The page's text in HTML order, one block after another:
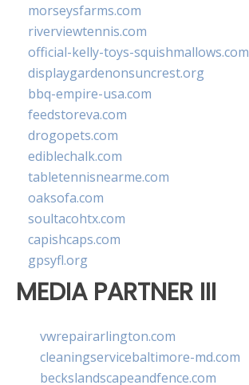
morseysfarms.com
riverviewtennis.com
official-kelly-toys-squishmallows.com
displaygardenonsuncrest.org
bbq-empire-usa.com
feedstoreva.com
drogopets.com
ediblechalk.com
tabletennisnearme.com
oaksofa.com
soultacohtx.com
capishcaps.com
gpsyfl.org
MEDIA PARTNER III
vwrepairarlington.com
cleaningservicebaltimore-md.com
beckslandscapeandfence.com